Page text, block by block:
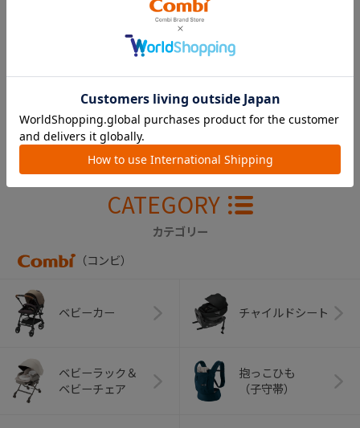
出産準備の参考に。実際
ク！
ギフトを贈ってお祝いしよ
CATEGORY
カテゴリー
（コンビ）
ベビーカー チャイルドシート
ベビーラック＆
ベビーチェア
抱っこひも
（子守帯）